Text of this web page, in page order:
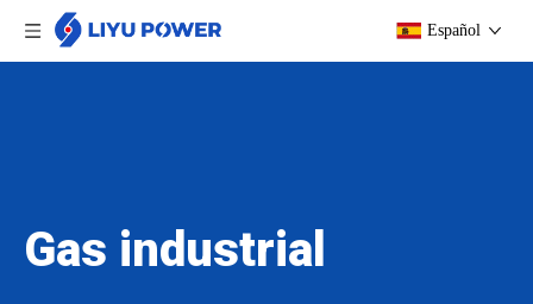
Español
Gas industrial